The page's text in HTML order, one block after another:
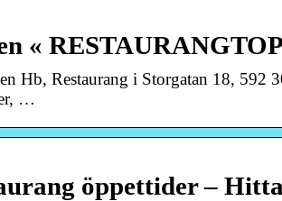
«
Hb, Restaurang i Storgatan 18, 592
…
öppettider –